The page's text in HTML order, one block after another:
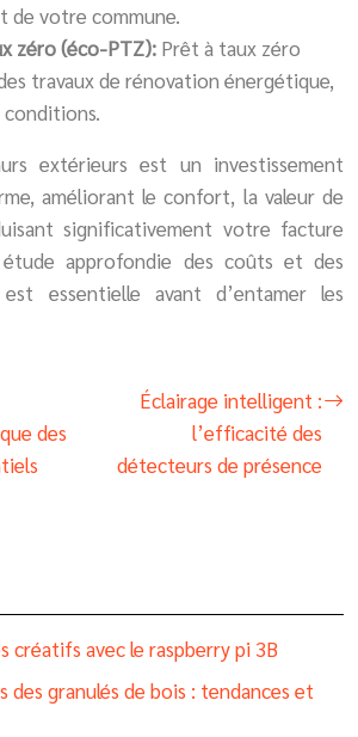
de votre commune.
zéro (éco-PTZ): Prêt à taux zéro
travaux de rénovation énergétique,
extérieurs est un investissement
améliorant le confort, la valeur de
significativement votre facture
approfondie des coûts et des
essentielle avant d’entamer les
des
Éclairage intelligent :
l’efficacité des
détecteurs de présence
créatifs avec le raspberry pi 3B
granulés de bois : tendances et